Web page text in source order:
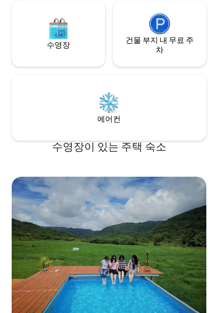
를 위한 파라다이스입니다! ★ 노래방 시설
과 전자 마작 테이블이 끝없는 즐거움을 선
사하여 북적거리는 도시를 뒤로 하고 매일
밤 행복과 웃음으로 가득 채울 수 있습니다.
푸, 바디워시가 구비되어 있습니다. ☺️ 단,
활함을 느끼고, 바다의 열정을 느끼고, 시간
의 침묵을 느낄 수 있습니다.일출, 일몰, 별
이 빛나는 밤하늘 등 여행에 더 많은 추억을
간과하기 쉬운 소
세요. 페나 시. 시크릿 블루는 시간을 보내고
스트레스를 풀고
는 곳입니다. 가족,
여유로운 시간을 즐기세요.
일 뿐만 아니라 삶
수영장
건물 부지 내 무료 주
차
에어컨
수영장이 있는 주택 숙소